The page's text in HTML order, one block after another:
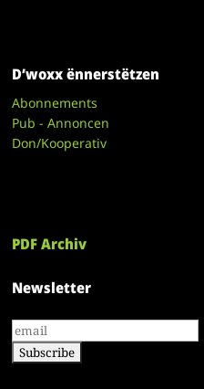
D’woxx ënnerstëtzen
Abonnements
Pub - Annoncen
Don/Kooperativ
PDF Archiv
Newsletter